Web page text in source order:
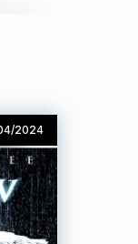
2024